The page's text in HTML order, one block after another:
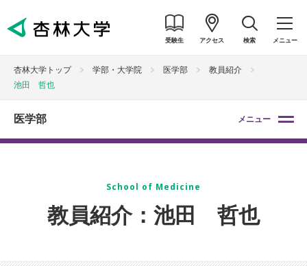
受験生 アクセス 検索 メニュー
杏林大学トップ 学部・大学院 医学部
教員紹介
池田 哲也
医学部 メニュー
School of Medicine
教員紹介：池田 哲也